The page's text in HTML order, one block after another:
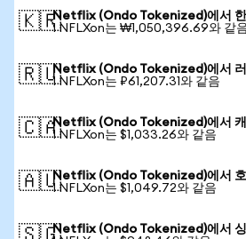
🇰🇷Netflix (Ondo Tokenized)에서 한
1 NFLXon는 ₩1,050,396.69와 같
🇷🇺Netflix (Ondo Tokenized)에서
1 NFLXon는 ₽61,207.31와 같음
🇨🇦Netflix (Ondo Tokenized)에서 캐
1 NFLXon는 $1,033.26와 같음
🇦🇺Netflix (Ondo Tokenized)에서 호
1 NFLXon는 $1,049.72와 같음
Netflix (Ondo Tokenized)에서 싱